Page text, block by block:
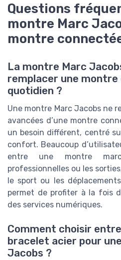
Questions
montre Marc
montre
La montre Marc
remplacer une montre
quotidien ?
Une montre Marc Jacobs ne
avancées d’une montre
un besoin différent, centré
confort. Beaucoup
entre une montre
professionnelles ou les
le sport ou les
permet de profiter à la fois
des services numériques.
Comment choisir
bracelet acier pour
Jacobs ?